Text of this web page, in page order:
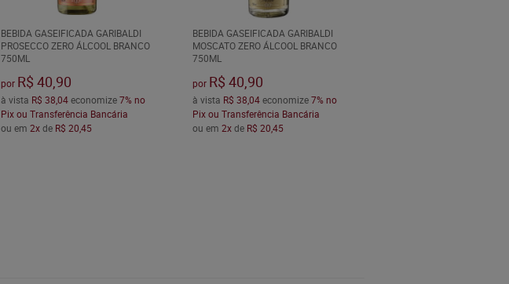
BEBIDA GASEIFICADA GARIBALDI
PROSECCO ZERO ÁLCOOL BRANCO
750ML
por R$ 40,90
à vista R$ 38,04economize7% no
Pix ou Transferência Bancária
ou em 2xde R$ 20,45
BEBIDA GASEIFICADA GARIBALDI
MOSCATO ZERO ÁLCOOL BRANCO
750ML
por R$ 40,90
à vista R$ 38,04economize7% no
Pix ou Transferência Bancária
ou em 2xde R$ 20,45